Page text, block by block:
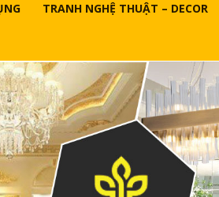
TRANH NGHỆ THUẬT – DECOR